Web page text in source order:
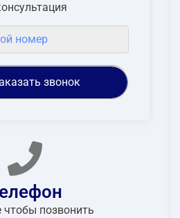
звонок
чтобы позвонить